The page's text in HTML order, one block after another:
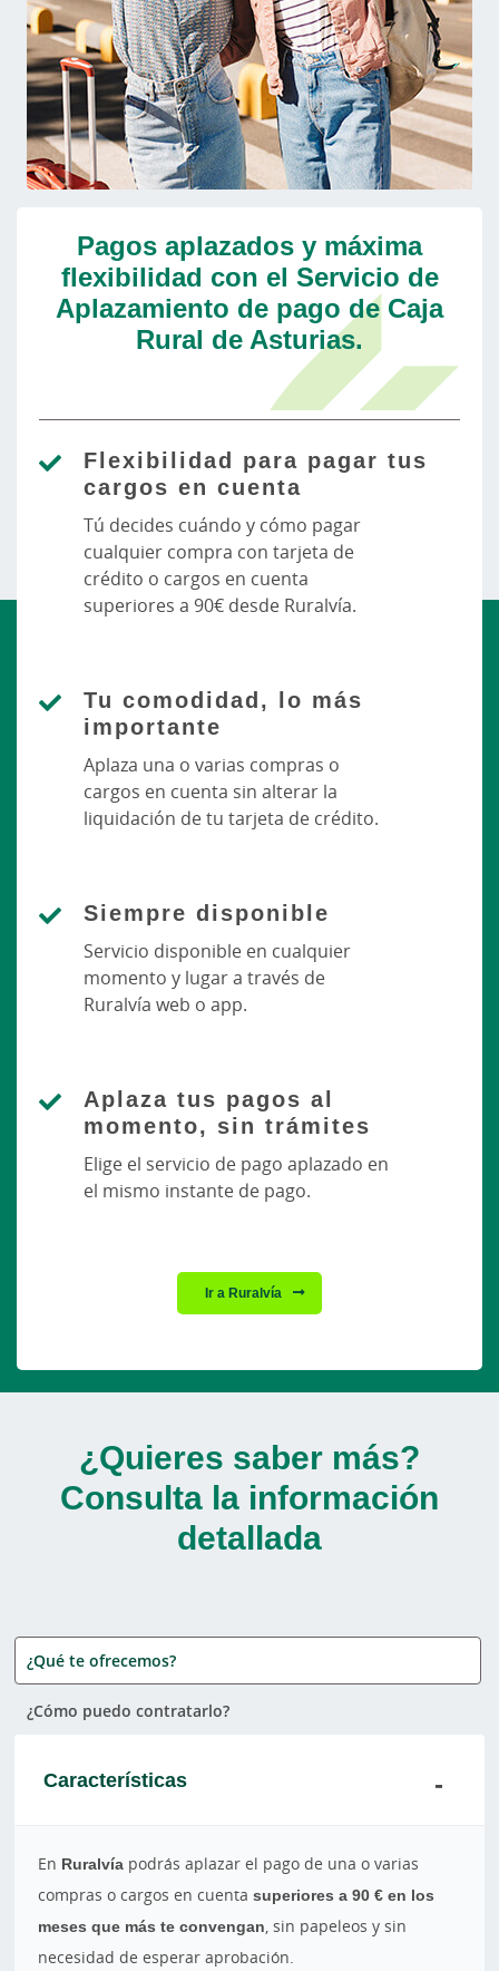
Pagos aplazados y máxima
flexibilidad con el Servicio de
Aplazamiento de pago de Caja
Rural de Asturias.
Flexibilidad para pagar tus
cargos en cuenta
Tú decides cuándo y cómo pagar
cualquier compra con tarjeta de
crédito o cargos en cuenta
superiores a 90€ desde Ruralvía.
Tu comodidad, lo más
importante
Aplaza una o varias compras o
cargos en cuenta sin alterar la
liquidación de tu tarjeta de crédito.
Siempre disponible
Servicio disponible en cualquier
momento y lugar a través de
Ruralvía web o app.
Aplaza tus pagos al
momento, sin trámites
Elige el servicio de pago aplazado en
el mismo instante de pago.
Ir a Ruralvía
¿Quieres saber más?
Consulta la información
detallada
¿Qué te ofrecemos?
¿Cómo puedo contratarlo?
Características
En Ruralvía podrás aplazar el pago de una o varias
compras o cargos en cuentasuperiores a 90 € en los
meses que más te convengan, sin papeleos y sin
necesidad de esperar aprobación.